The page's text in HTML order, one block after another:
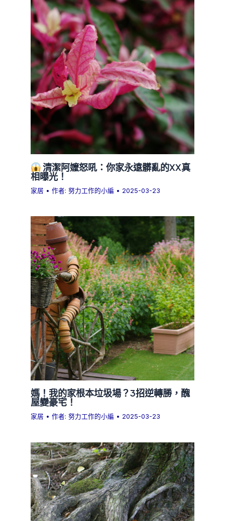
清潔阿嬤怒吼：你家永遠髒亂的XX真
相曝光！
家居 • 作者:努力工作的小編 • 2025-03-23
媽！我的家根本垃圾場？3招逆轉勝，醜
屋變豪宅！
家居 • 作者:努力工作的小編 • 2025-03-23